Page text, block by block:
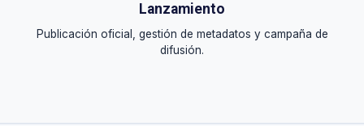
Lanzamiento
Publicación oficial, gestión de metadatos y campaña de
difusión.